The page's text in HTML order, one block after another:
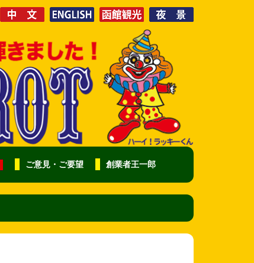
ご意見・ご要望 創業者王一郎